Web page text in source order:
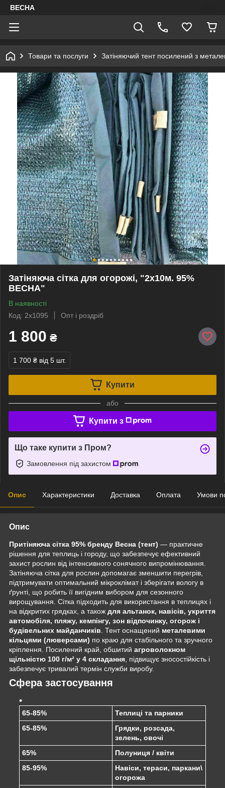
ВЕСНА
Товари та послуги Затіняючий тент посилений з
Затіняюча сітка для огорожі, "2х10м. 95%
ВЕСНА"
В наявності
Код: 2х1095
Опт і роздріб
1 800 ₴
1 700 ₴ від 5 шт.
Купити
або
Купити з
Що таке купити з Пром?
Замовлення під захистом
Опис Характеристики Доставка Оплата Умови
Опис
Притіняюча сітка 95% бренду Весна (тент) — практичне
рішення для теплиць і городу, що забезпечує ефективний
захист рослин від інтенсивного сонячного випромінювання.
Затіняюча сітка для рослин допомагає зменшити перегрів,
підтримувати оптимальний мікроклімат і зберігати вологу в
ґрунті, що робить її вигідним вибором для сезонного
вирощування. Сітка підходить для використання в теплицях і
на відкритих грядках, а також для альтанок, навісів, укриття
автомобіля, пляжу, кемпінгу, зон відпочинку, огорож і
будівельних майданчиків . Тент оснащений металевими
кільцями (люверсами) по краю для стабільного та зручного
кріплення. Посилений край, обшитий агроволокном
щільністю 100 г/м² у 4 складання , підвищує зносостійкість і
забезпечує тривалий термін служби виробу.
Сфера застосування
65-85%
Теплиці та парники
65-85%
Грядки, розсада,
зелень, овочі
65%
Полуниця / квіти
85-95%
Навіси, тераси, паркани\
огорожа